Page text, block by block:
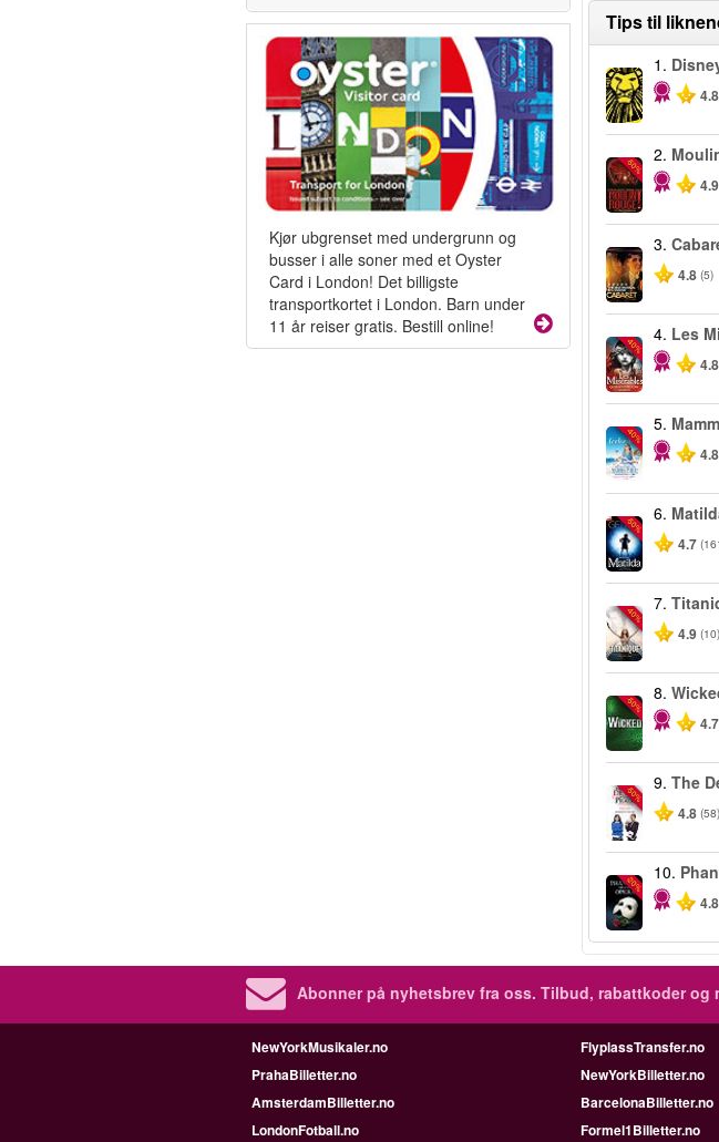
Kjør ubgrenset med undergrunn og
busser i alle soner med et Oyster
Card i London! Det billigste
transportkortet i London. Barn under
11 år reiser gratis. Bestill online!
Tips til
1.
4.8
-50%
2.
4.9
3.
4.8 (5)
-40%
4. Les
4.8
-40%
5.
4.8
-50%
6.
4.7
-40%
7.
4.9 (10)
-50%
8.
4.7
-50%
9.The
4.8 (58)
-20%
10.
4.8
Abonner på nyhetsbrev fra oss. Tilbud, rabattkoder og
NewYorkMusikaler.no FlyplassTransfer.no
PrahaBilletter.no
NewYorkBilletter.no
AmsterdamBilletter.no
BarcelonaBilletter.no
LondonFotball.no
Formel1Billetter.no